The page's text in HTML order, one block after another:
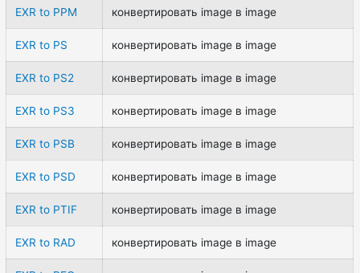
EXR to PPM конвертировать image в image
EXR to PS конвертировать image в image
EXR to PS2 конвертировать image в image
EXR to PS3 конвертировать image в image
EXR to PSB конвертировать image в image
EXR to PSD конвертировать image в image
EXR to PTIF конвертировать image в image
EXR to RAD конвертировать image в image